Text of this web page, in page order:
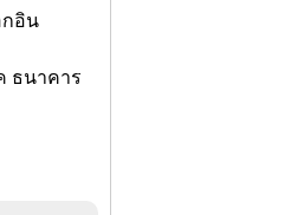
กอิน
ธนาคาร